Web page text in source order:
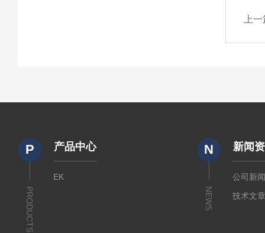
上
P
PRODUCTS
产品中心
EK
N
NEWS
新闻
公司新
技术文